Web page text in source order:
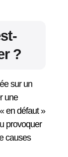
?
sur un
une
en défaut »
provoquer
causes